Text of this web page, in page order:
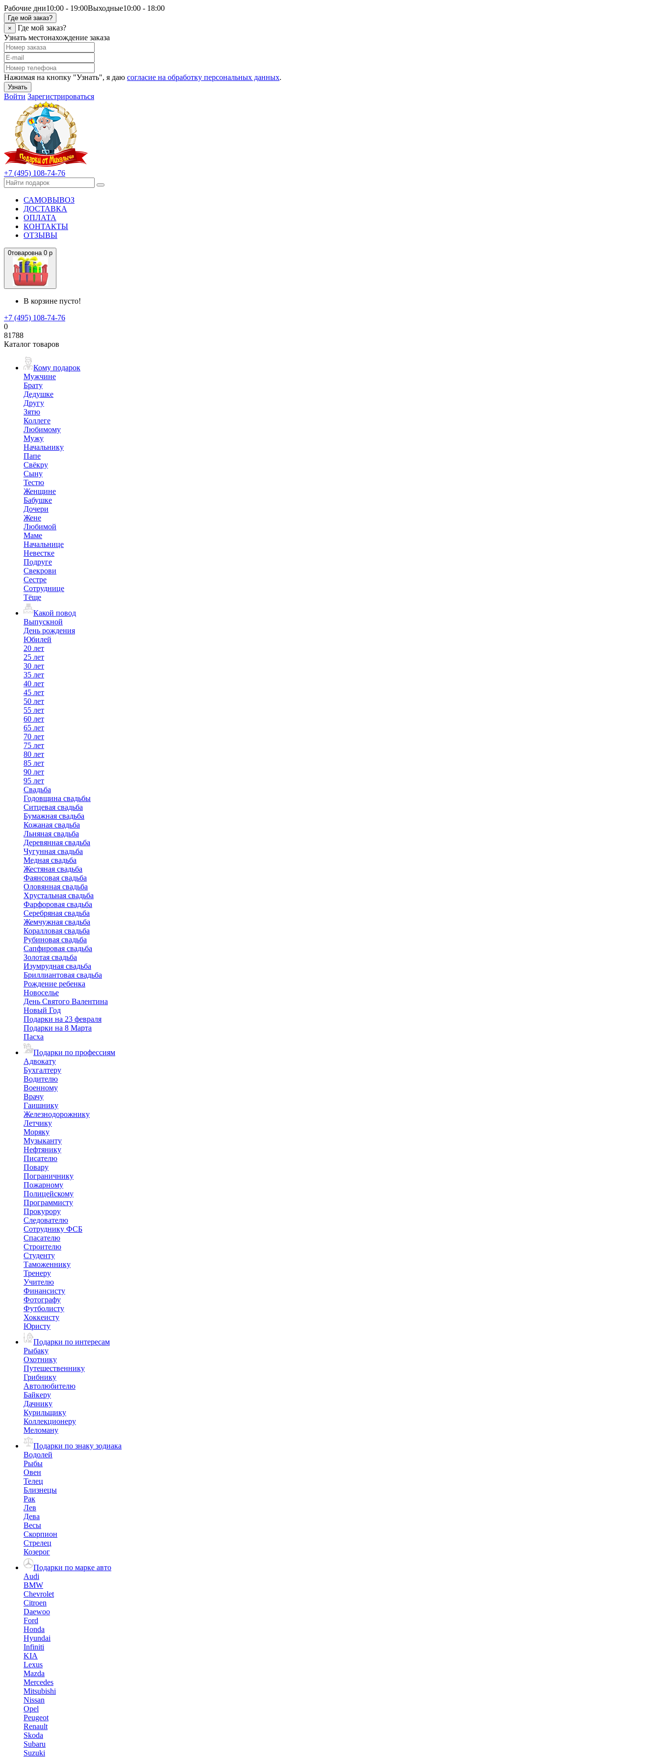
Рабочие дни10:00 - 19:00Выходные10:00 - 18:00
Где мой заказ?
×
Где мой заказ?
Узнать местонахождение заказа
Нажимая на кнопку "Узнать", я даю согласие на обработку персональных данных.
Узнать
Войти Зарегистрироваться
+7 (495) 108-74-76
САМОВЫВОЗ
ДОСТАВКА
ОПЛАТА
КОНТАКТЫ
ОТЗЫВЫ
0товаровна 0 р
В корзине пусто!
+7 (495) 108-74-76
0
81788
Каталог товаров
Кому подарок
Мужчине
Брату
Дедушке
Другу
Зятю
Коллеге
Любимому
Мужу
Начальнику
Папе
Свёкру
Сыну
Тестю
Женщине
Бабушке
Дочери
Жене
Любимой
Маме
Начальнице
Невестке
Подруге
Свекрови
Сестре
Сотруднице
Тёще
Какой повод
Выпускной
День рождения
Юбилей
20 лет
25 лет
30 лет
35 лет
40 лет
45 лет
50 лет
55 лет
60 лет
65 лет
70 лет
75 лет
80 лет
85 лет
90 лет
95 лет
Свадьба
Годовщина свадьбы
Ситцевая свадьба
Бумажная свадьба
Кожаная свадьба
Льняная свадьба
Деревянная свадьба
Чугунная свадьба
Медная свадьба
Жестяная свадьба
Фаянсовая свадьба
Оловянная свадьба
Хрустальная свадьба
Фарфоровая свадьба
Серебряная свадьба
Жемчужная свадьба
Коралловая свадьба
Рубиновая свадьба
Сапфировая свадьба
Золотая свадьба
Изумрудная свадьба
Бриллиантовая свадьба
Рождение ребенка
Новоселье
День Святого Валентина
Новый Год
Подарки на 23 февраля
Подарки на 8 Марта
Пасха
Подарки по профессиям
Адвокату
Бухгалтеру
Водителю
Военному
Врачу
Гаишнику
Железнодорожнику
Летчику
Моряку
Музыканту
Нефтянику
Писателю
Повару
Пограничнику
Пожарному
Полицейскому
Программисту
Прокурору
Следователю
Сотруднику ФСБ
Спасателю
Строителю
Студенту
Таможеннику
Тренеру
Учителю
Финансисту
Фотографу
Футболисту
Хоккеисту
Юристу
Подарки по интересам
Рыбаку
Охотнику
Путешественнику
Грибнику
Автолюбителю
Байкеру
Дачнику
Курильщику
Коллекционеру
Меломану
Подарки по знаку зодиака
Водолей
Рыбы
Овен
Телец
Близнецы
Рак
Лев
Дева
Весы
Скорпион
Стрелец
Козерог
Подарки по марке авто
Audi
BMW
Chevrolet
Citroen
Daewoo
Ford
Honda
Hyundai
Infiniti
KIA
Lexus
Mazda
Mercedes
Mitsubishi
Nissan
Opel
Peugeot
Renault
Skoda
Subaru
Suzuki